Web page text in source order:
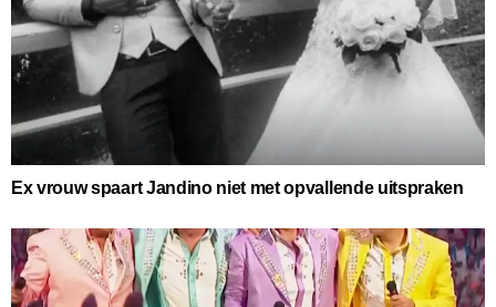
Ex vrouw spaart Jandino niet met opvallende uitspraken